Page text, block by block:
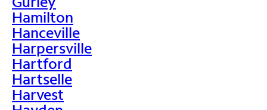
Hamilton
Hanceville
Harpersville
Hartford
Hartselle
Harvest